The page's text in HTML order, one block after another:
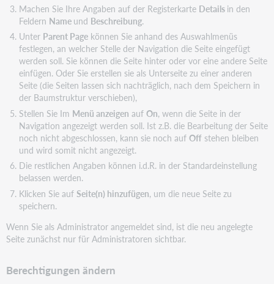
Machen Sie Ihre Angaben auf der Registerkarte Details in den
Feldern Name und Beschreibung.
Unter Parent Pagekönnen Sie anhand des Auswahlmenüs
festlegen, an welcher Stelle der Navigation die Seite eingefügt
werden soll. Sie können die Seite hinter oder vor eine andere Seite
einfügen. Oder Sie erstellen sie als Unterseite zu einer anderen
Seite (die Seiten lassen sich nachträglich, nach dem Speichern in
der Baumstruktur verschieben),
Stellen Sie Im Menü anzeigen auf On, wenn die Seite in der
Navigation angezeigt werden soll. Ist z.B. die Bearbeitung der Seite
noch nicht abgeschlossen, kann sie noch auf Offstehen bleiben
und wird somit nicht angezeigt.
Die restlichen Angaben können i.d.R. in der Standardeinstellung
belassen werden.
Klicken Sie auf Seite(n) hinzufügen, um die neue Seite zu
speichern.
Wenn Sie als Administrator angemeldet sind, ist die neu angelegte
Seite zunächst nur für Administratoren sichtbar.
Berechtigungen ändern